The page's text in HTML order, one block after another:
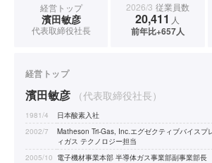
経営トップ
濱田敏彦
代表取締役社長
2026/3 従業員数
20,411 人
前年比+657人
経営トップ
濱田敏彦 （代表取締役社長）
1981/4
日本酸素入社
2002/7
Matheson Tri-Gas, Inc.エグゼクティブバイスプ
ィガス テクノロジー担当
2005/10 電子機材事業本部 半導体ガス事業部副事業部長